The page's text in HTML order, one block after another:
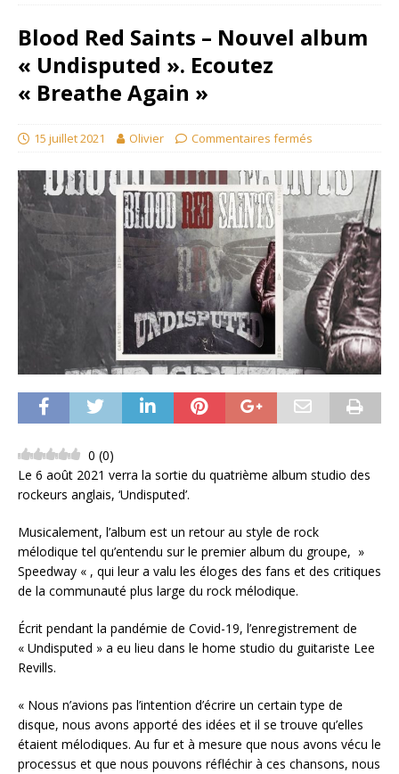
Blood Red Saints – Nouvel album
« Undisputed ». Ecoutez
« Breathe Again »
15 juillet 2021 Olivier Commentaires fermés
0 (0)
Le 6 août 2021 verra la sortie du quatrième album studio des
rockeurs anglais, ‘Undisputed’.
Musicalement, l’album est un retour au style de rock
mélodique tel qu’entendu sur le premier album du groupe, »
Speedway « , qui leur a valu les éloges des fans et des critiques
de la communauté plus large du rock mélodique.
Écrit pendant la pandémie de Covid-19, l’enregistrement de
« Undisputed » a eu lieu dans le home studio du guitariste Lee
Revills.
« Nous n’avions pas l’intention d’écrire un certain type de
disque, nous avons apporté des idées et il se trouve qu’elles
étaient mélodiques. Au fur et à mesure que nous avons vécu le
processus et que nous pouvons réfléchir à ces chansons, nous